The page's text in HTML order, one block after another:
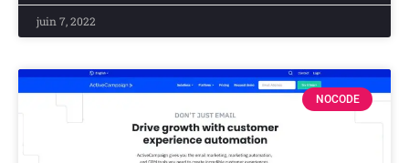
juin 7, 2022
NOCODE